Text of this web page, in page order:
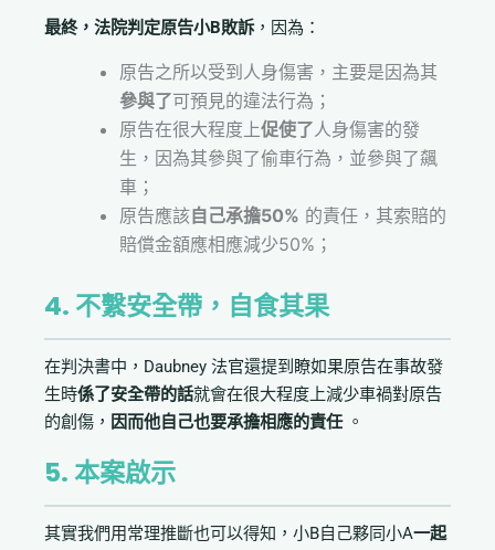
最終，法院判定原告小B敗訴，因為：
原告之所以受到人身傷害，主要是因為其
參與了可預見的違法行為；
原告在很大程度上促使了人身傷害的發
生，因為其參與了偷車行為，並參與了飆
車；
原告應該自己承擔50% 的責任，其索賠的
賠償金額應相應減少50%；
4. 不繫安全帶，自食其果
在判決書中，Daubney 法官還提到瞭如果原告在事故發
生時係了安全帶的話就會在很大程度上減少車禍對原告
的創傷， 因而他自己也要承擔相應的責任。
5. 本案啟示
其實我們用常理推斷也可以得知，小B自己夥同小A一起